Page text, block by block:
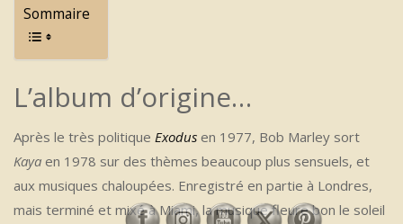
Sommaire
L’album d’origine…
Après le très politique Exodus en 1977, Bob Marley sort
Kaya en 1978 sur des thèmes beaucoup plus sensuels, et
aux musiques chaloupées. Enregistré en partie à Londres,
mais terminé et mixé à Miami, la musique fleure bon le soleil